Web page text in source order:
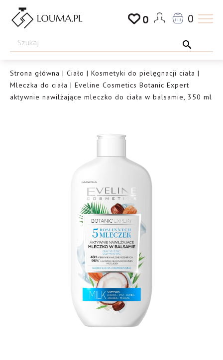
Przejdź
Drogeria
Louma.pl
0 0
Strona główna | Ciało | Kosmetyki do pielęgnacji ciała |
Mleczka do ciała | Eveline Cosmetics Botanic Expert
aktywnie nawilżające mleczko do ciała w balsamie, 350 ml